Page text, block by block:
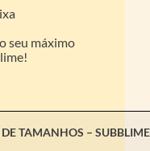
seu máximo
DE TAMANHOS –SUBBLIME